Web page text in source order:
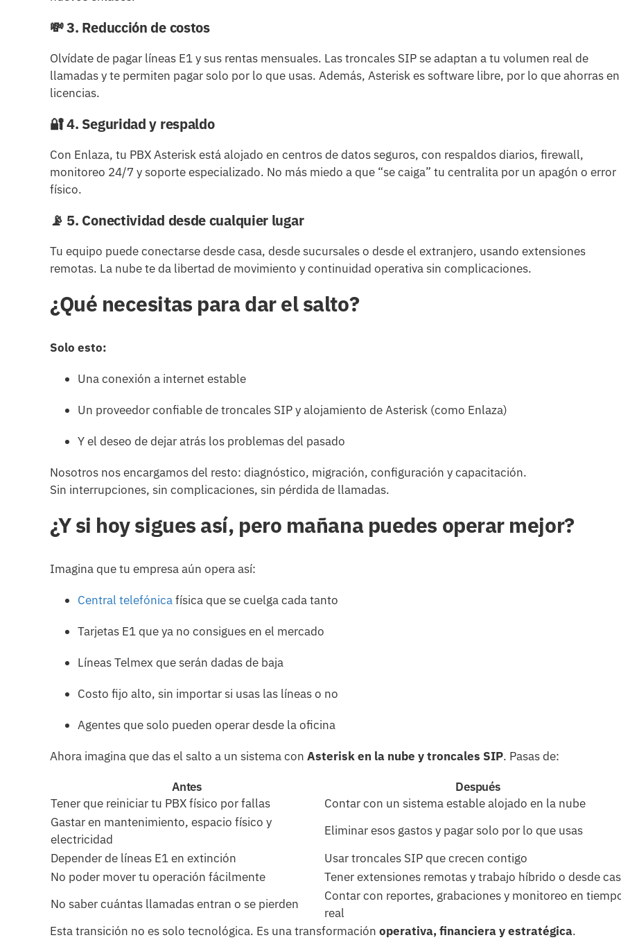
💸3. Reducción de costos
Olvídate de pagar líneas E1 y sus rentas mensuales. Las troncales SIP se adaptan a tu volumen real de
llamadas y te permiten pagar solo por lo que usas. Además, Asterisk es software libre, por lo que ahorras en
licencias.
🔐4. Seguridad y respaldo
Con Enlaza, tu PBX Asterisk está alojado en centros de datos seguros, con respaldos diarios, firewall,
monitoreo 24/7 y soporte especializado. No más miedo a que “se caiga” tu centralita por un apagón o error
físico.
📡 5. Conectividad desde cualquier lugar
Tu equipo puede conectarse desde casa, desde sucursales o desde el extranjero, usando extensiones
remotas. La nube te da libertad de movimiento y continuidad operativa sin complicaciones.
¿Qué necesitas para dar el salto?
Solo esto:
Una conexión a internet estable
Un proveedor confiable de troncales SIP y alojamiento de Asterisk (como Enlaza)
Y el deseo de dejar atrás los problemas del pasado
Nosotros nos encargamos del resto: diagnóstico, migración, configuración y capacitación.
Sin interrupciones, sin complicaciones, sin pérdida de llamadas.
¿Y si hoy sigues así, pero mañana puedes operar mejor?
Imagina que tu empresa aún opera así:
Central telefónicafísica que se cuelga cada tanto
Tarjetas E1 que ya no consigues en el mercado
Líneas Telmex que serán dadas de baja
Costo fijo alto, sin importar si usas las líneas o no
Agentes que solo pueden operar desde la oficina
Ahora imagina que das el salto a un sistema con Asterisk en la nube y troncales SIP. Pasas de:
Antes
Después
Tener que reiniciar tu PBX físico por fallas
Contar con un sistema estable alojado en la nube
Gastar en mantenimiento, espacio físico y
electricidad
Eliminar esos gastos y pagar solo por lo que usas
Depender de líneas E1 en extinción
Usar troncales SIP que crecen contigo
No poder mover tu operación fácilmente
Tener extensiones remotas y trabajo híbrido o desde
No saber cuántas llamadas entran o se pierden
Contar con reportes, grabaciones y monitoreo en
real
Esta transición no es solo tecnológica. Es una transformación operativa, financiera y estratégica.